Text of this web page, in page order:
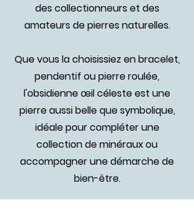
des collectionneurs et des
amateurs de pierres naturelles.
Que vous la choisissiez en bracelet,
pendentif ou pierre roulée,
l'obsidienne œil céleste est une
pierre aussi belle que symbolique,
idéale pour compléter une
collection de minéraux ou
accompagner une démarche de
bien-être.